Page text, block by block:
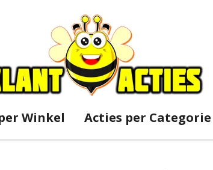
Winkel Acties per Categorie